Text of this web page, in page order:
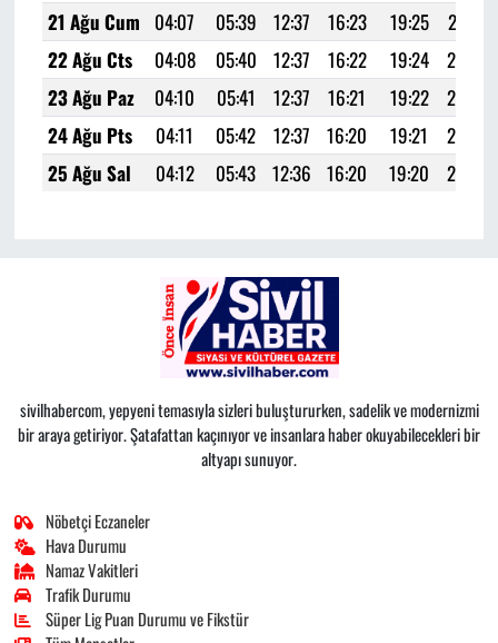
21 Ağu Cum 04:07 05:39 12:37 16:23 19:25
20:51
22 Ağu Cts
04:08 05:40 12:37 16:22 19:24
20:50
23 Ağu Paz
04:10 05:41 12:37 16:21 19:22
20:48
24 Ağu Pts
04:11 05:42 12:37 16:20 19:21
20:46
25 Ağu Sal
04:12 05:43 12:36 16:20 19:20 20:44
sivilhabercom, yepyeni temasıyla sizleri buluştururken, sadelik ve modernizmi
bir araya getiriyor. Şatafattan kaçınıyor ve insanlara haber okuyabilecekleri bir
altyapı sunuyor.
Nöbetçi Eczaneler
Hava Durumu
Namaz Vakitleri
Trafik Durumu
Süper Lig Puan Durumu ve Fikstür